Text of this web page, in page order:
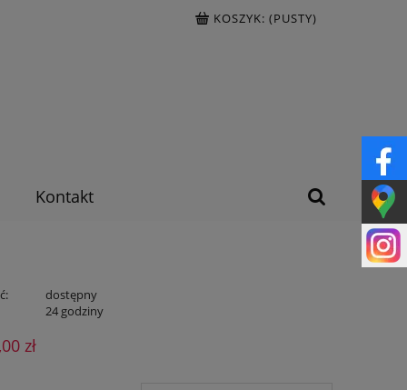
KOSZYK: (PUSTY)
Kontakt
dostępny
24 godziny
zł